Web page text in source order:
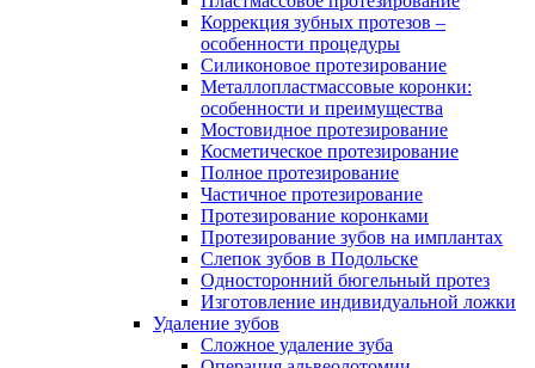
Коррекция зубных протезов –
особенности процедуры
Силиконовое протезирование
Металлопластмассовые коронки:
особенности и преимущества
Мостовидное протезирование
Косметическое протезирование
Полное протезирование
Частичное протезирование
Протезирование коронками
Протезирование зубов на имплантах
Слепок зубов в Подольске
Односторонний бюгельный протез
Изготовление индивидуальной ложки
Удаление зубов
Сложное удаление зуба